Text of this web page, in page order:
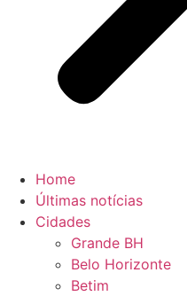
Home
Últimas notícias
Cidades
Grande BH
Belo Horizonte
Betim